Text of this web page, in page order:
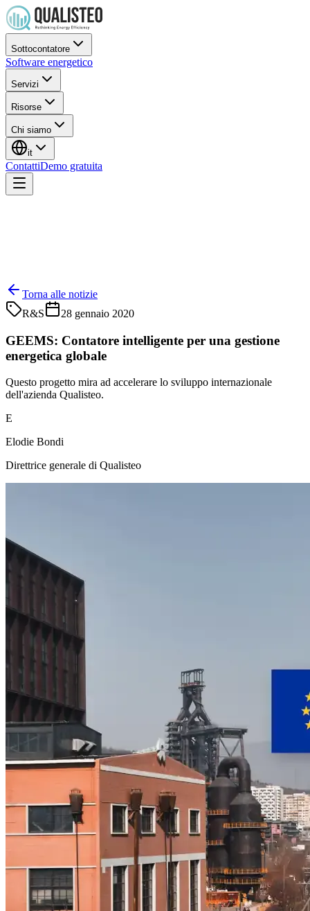
Sottocontatore
Software energetico
Servizi
Risorse
Chi siamo
it
ContattiDemo gratuita
Torna alle notizie
R&S
28 gennaio 2020
GEEMS: Contatore intelligente per una gestione
energetica globale
Questo progetto mira ad accelerare lo sviluppo internazionale
dell'azienda Qualisteo.
E
Elodie Bondi
Direttrice generale di Qualisteo